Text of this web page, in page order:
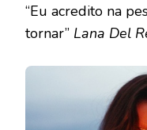
“Eu acredito na
tornar” Lana Del